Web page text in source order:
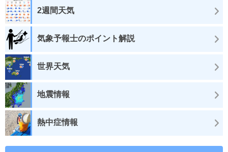
2週間天気
気象予報士のポイント解説
世界天気
地震情報
熱中症情報